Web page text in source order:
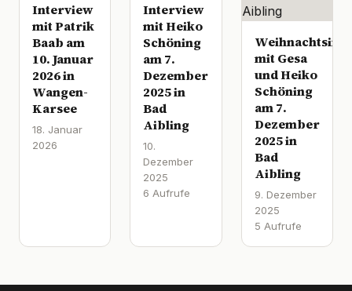
Interview
mit Patrik
Baab am
10. Januar
2026 in
Wangen-
Karsee
18. Januar
2026
Interview
mit Heiko
Schöning
am 7.
Dezember
2025 in
Bad
Aibling
10.
Dezember
2025
6 Aufrufe
mit Gesa
und Heiko
Schöning
am 7.
Dezember
2025 in
Bad
Aibling
9. Dezember
2025
5 Aufrufe